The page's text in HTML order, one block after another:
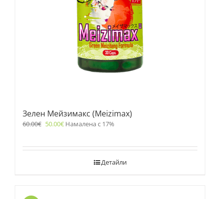
Зелен Мейзимакс (Meizimax)
60.00€ 50.00€ Намалена с 17%
Детайли